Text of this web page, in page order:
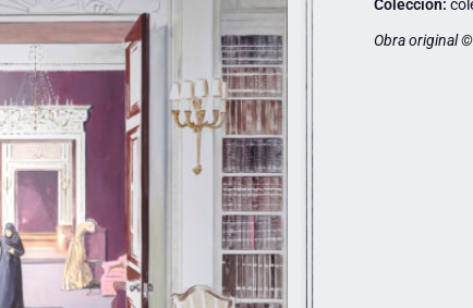
Colección:
Obra original